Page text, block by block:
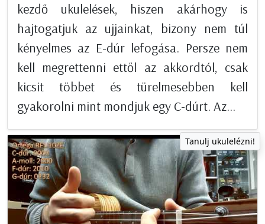
kezdő ukulelések, hiszen akárhogy is
hajtogatjuk az ujjainkat, bizony nem túl
kényelmes az E-dúr lefogása. Persze nem
kell megrettenni ettől az akkordtól, csak
kicsit többet és türelmesebben kell
gyakorolni mint mondjuk egy C-dúrt. Az...
Tanulj ukulelézni!